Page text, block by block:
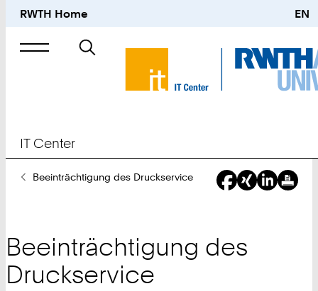
RWTH Home EN
Suche
nach
IT Center
SieBeeinträchtigung des Druckservice
Beeinträchtigung des
Druckservice